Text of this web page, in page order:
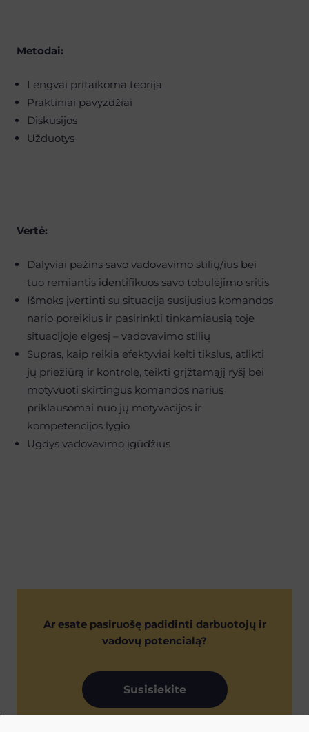
Metodai:
Lengvai pritaikoma teorija
Praktiniai pavyzdžiai
Diskusijos
Užduotys
Vertė:
Dalyviai pažins savo vadovavimo stilių/ius bei
tuo remiantis identifikuos savo tobulėjimo sritis
Išmoks įvertinti su situacija susijusius komandos
nario poreikius ir pasirinkti tinkamiausią toje
situacijoje elgesį – vadovavimo stilių
Supras, kaip reikia efektyviai kelti tikslus, atlikti
jų priežiūrą ir kontrolę, teikti grįžtamąjį ryšį bei
motyvuoti skirtingus komandos narius
priklausomai nuo jų motyvacijos ir
kompetencijos lygio
Ugdys vadovavimo įgūdžius
Ar esate pasiruošę padidinti darbuotojų ir
vadovų potencialą?
Susisiekite